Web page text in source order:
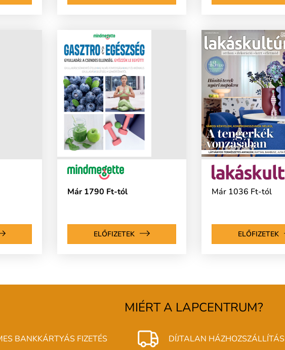
Már 1790 Ft-tól
ELŐFIZETEK
Már 1036 Ft-tól
ELŐFIZETEK
MIÉRT A LAPCENTRUM?
BANKKÁRTYÁS FIZETÉS DÍJTALAN HÁZHOZSZÁLLÍTÁS